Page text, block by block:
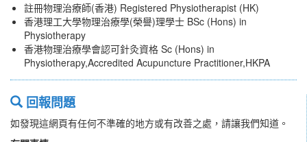
註冊物理治療師(香港) Registered Physiotherapist (HK)
香港理工大學物理治療學(榮譽)理學士 BSc (Hons) in
Physiotherapy
香港物理治療學會認可針灸資格 Sc (Hons) in
Physiotherapy,Accredited Acupuncture Practitioner,HKPA
回報問題
如發現這網頁有任何不準確的地方或有改善之處，請讓我們知道。